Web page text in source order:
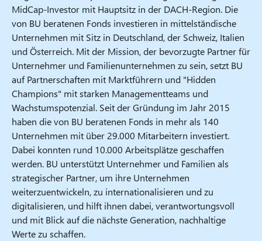
MidCap-Investor mit Hauptsitz in der DACH-Region. Die
von BU beratenen Fonds investieren in mittelständische
Unternehmen mit Sitz in Deutschland, der Schweiz, Italien
und Österreich. Mit der Mission, der bevorzugte Partner für
Unternehmer und Familienunternehmen zu sein, setzt BU
auf Partnerschaften mit Marktführern und "Hidden
Champions" mit starken Managementteams und
Wachstumspotenzial. Seit der Gründung im Jahr 2015
haben die von BU beratenen Fonds in mehr als 140
Unternehmen mit über 29.000 Mitarbeitern investiert.
Dabei konnten rund 10.000 Arbeitsplätze geschaffen
werden. BU unterstützt Unternehmer und Familien als
strategischer Partner, um ihre Unternehmen
weiterzuentwickeln, zu internationalisieren und zu
digitalisieren, und hilft ihnen dabei, verantwortungsvoll
und mit Blick auf die nächste Generation, nachhaltige
Werte zu schaffen.